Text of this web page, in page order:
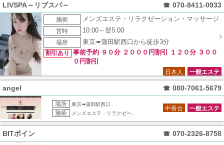
LIVSPA～リブスパ～ ☎ 070-8411-0933
施術
メンズエステ・リラクゼーション・マッサージ
営時
10:00～翌5:00
場所
東京➠蒲田駅西口から徒歩3分
割引あり
事前予約 ９０分 ２０００円割引 １２０分 ３００
０円割引
一般エステ
日本人
angel ☎ 080-7061-5679
場所 東京➠蒲田駅西口
施術 メンズエステ・リラクゼー..
一般エステ
中香台
BITボイン ☎ 070-2326-8758